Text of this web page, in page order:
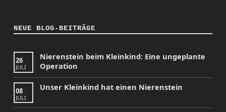
NEUE BLOG-BEITRÄGE
26
JULI
Nierenstein beim Kleinkind: Eine ungeplante
Operation
08
JULI
Unser Kleinkind hat einen Nierenstein